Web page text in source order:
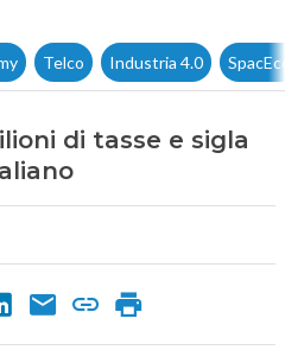
Telco Industria 4.0
di tasse e sigla